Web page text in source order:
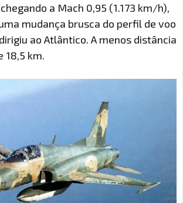
a Mach 0,95 (1.173 km/h),
mudança brusca do perfil de voo
ao Atlântico. A menos distância
18,5 km.